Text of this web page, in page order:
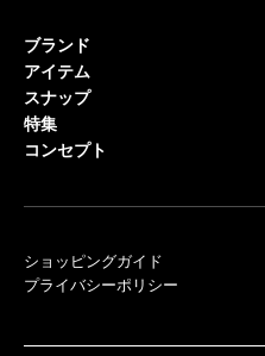
ブランド
アイテム
スナップ
特集
コンセプト
ショッピングガイド
プライバシーポリシー